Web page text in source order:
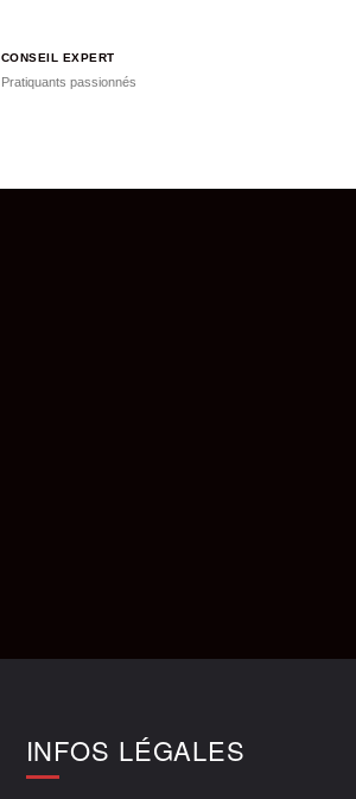
CONSEIL EXPERT
Pratiquants passionnés
INFOS LÉGALES